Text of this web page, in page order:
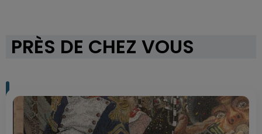
PRÈS DE CHEZ VOUS